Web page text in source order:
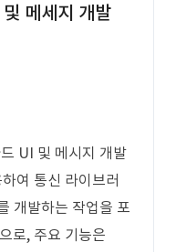
메세지 개발
UI 및 메시지 개발
여 통신 라이브러
개발하는 작업을 포
로, 주요 기능은